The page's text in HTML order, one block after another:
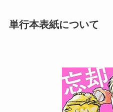
単行本表紙について